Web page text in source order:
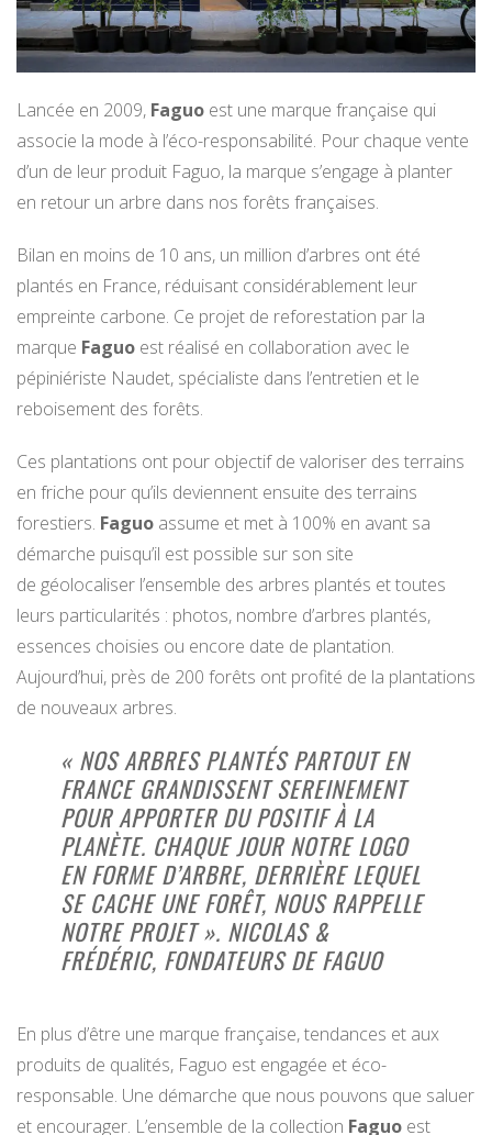
Lancée en 2009, Faguo est une marque française qui
associe la mode à l’éco-responsabilité. Pour chaque vente
d’un de leur produit Faguo, la marque s’engage à planter
en retour un arbre dans nos forêts françaises.
Bilan en moins de 10 ans, un million d’arbres ont été
plantés en France, réduisant considérablement leur
empreinte carbone. Ce projet de reforestation par la
marque Faguo est réalisé en collaboration avec le
pépiniériste Naudet, spécialiste dans l’entretien et le
reboisement des forêts.
Ces plantations ont pour objectif de valoriser des terrains
en friche pour qu’ils deviennent ensuite des terrains
forestiers. Faguo assume et met à 100% en avant sa
démarche puisqu’il est possible sur son site
de géolocaliser l’ensemble des arbres plantés et toutes
leurs particularités : photos, nombre d’arbres plantés,
essences choisies ou encore date de plantation.
Aujourd’hui, près de 200 forêts ont profité de la plantations
de nouveaux arbres.
« NOS ARBRES PLANTÉS PARTOUT EN
FRANCE GRANDISSENT SEREINEMENT
POUR APPORTER DU POSITIF À LA
PLANÈTE. CHAQUE JOUR NOTRE LOGO
EN FORME D’ARBRE, DERRIÈRE LEQUEL
SE CACHE UNE FORÊT, NOUS RAPPELLE
NOTRE PROJET ». NICOLAS &
FRÉDÉRIC, FONDATEURS DE FAGUO
En plus d’être une marque française, tendances et aux
produits de qualités, Faguo est engagée et éco-
responsable. Une démarche que nous pouvons que saluer
et encourager. L’ensemble de la collection Faguo est